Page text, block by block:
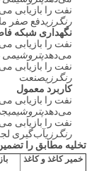
نفت را بازیابی
رنگرزیدفع صفر
نگهداری شبکه
نفت را بازیابی
می‌دهدپتروشیمی
نفت را بازیابی
رنگرزیصنعت
کاربرد معمول
نفت را بازیابی
می‌دهدپتروشیمی
نفت را بازیابی
رنگرزیآب‌گیری
تخلیه مطابق را
خمیر کاغذ و کاغذ